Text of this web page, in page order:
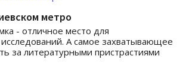
метро
- отличное место для
исследований. А самое захватывающее
за литературными пристрастиями